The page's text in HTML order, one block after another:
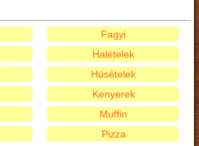
Fagyi
Halételek
Húsételek
Kenyerek
Muffin
Pizza